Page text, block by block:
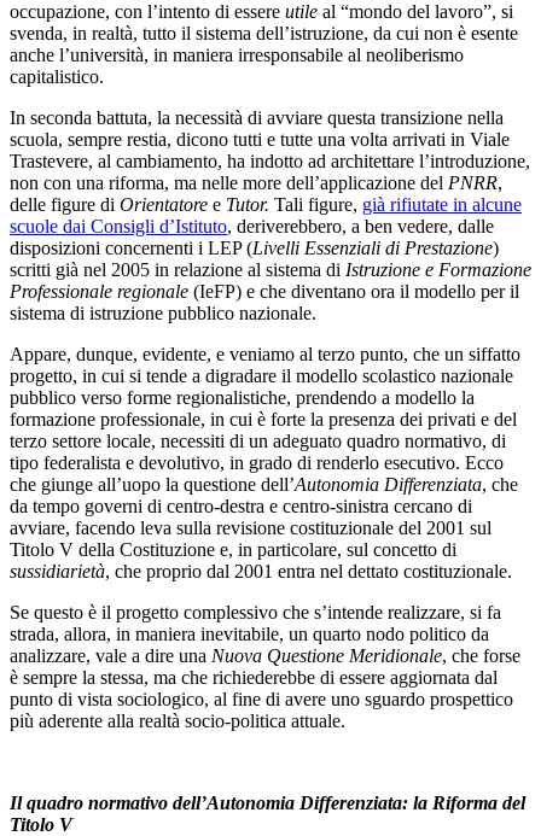
occupazione, con l’intento di essere utile al “mondo del lavoro”, si
svenda, in realtà, tutto il sistema dell’istruzione, da cui non è esente
anche l’università, in maniera irresponsabile al neoliberismo
capitalistico.
In seconda battuta, la necessità di avviare questa transizione nella
scuola, sempre restia, dicono tutti e tutte una volta arrivati in Viale
Trastevere, al cambiamento, ha indotto ad architettare l’introduzione,
non con una riforma, ma nelle more dell’applicazione del PNRR,
delle figure di Orientatore e Tutor. Tali figure, già rifiutate in alcune
scuole dai Consigli d’Istituto, deriverebbero, a ben vedere, dalle
disposizioni concernenti i LEP (Livelli Essenziali di Prestazione)
scritti già nel 2005 in relazione al sistema di Istruzione e Formazione
Professionale regionale (IeFP) e che diventano ora il modello per il
sistema di istruzione pubblico nazionale.
Appare, dunque, evidente, e veniamo al terzo punto, che un siffatto
progetto, in cui si tende a digradare il modello scolastico nazionale
pubblico verso forme regionalistiche, prendendo a modello la
formazione professionale, in cui è forte la presenza dei privati e del
terzo settore locale, necessiti di un adeguato quadro normativo, di
tipo federalista e devolutivo, in grado di renderlo esecutivo. Ecco
che giunge all’uopo la questione dell’Autonomia Differenziata, che
da tempo governi di centro-destra e centro-sinistra cercano di
avviare, facendo leva sulla revisione costituzionale del 2001 sul
Titolo V della Costituzione e, in particolare, sul concetto di
sussidiarietà, che proprio dal 2001 entra nel dettato costituzionale.
Se questo è il progetto complessivo che s’intende realizzare, si fa
strada, allora, in maniera inevitabile, un quarto nodo politico da
analizzare, vale a dire una Nuova Questione Meridionale, che forse
è sempre la stessa, ma che richiederebbe di essere aggiornata dal
punto di vista sociologico, al fine di avere uno sguardo prospettico
più aderente alla realtà socio-politica attuale.
Il quadro normativo dell’Autonomia Differenziata: la Riforma del
Titolo V